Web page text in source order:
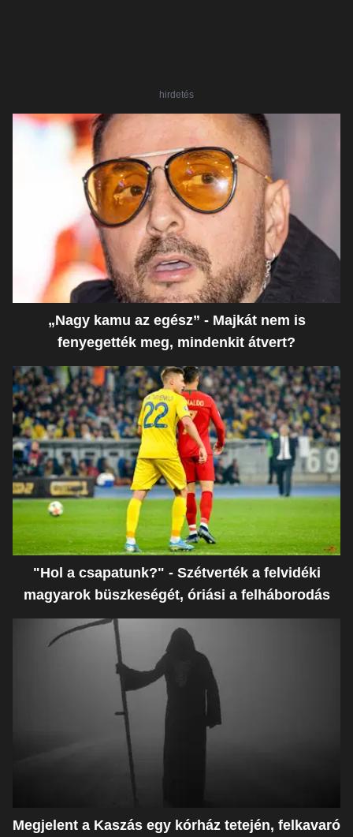
hirdetés
„Nagy kamu az egész” - Majkát nem is
fenyegették meg, mindenkit átvert?
"Hol a csapatunk?" - Szétverték a felvidéki
magyarok büszkeségét, óriási a felháborodás
Megjelent a Kaszás egy kórház tetején, felkavaró